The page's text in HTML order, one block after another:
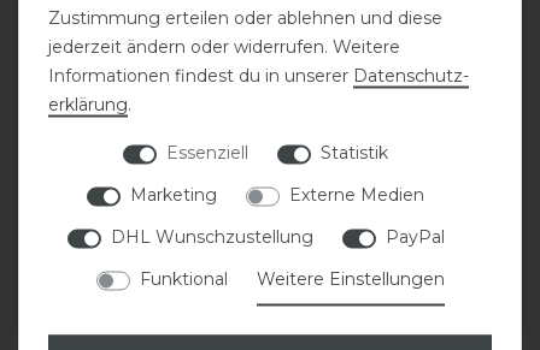
114,99 € *
Paar
statt 160,00 €
112,00 € *
ARTIKEL MERKEN
Zustimmung erteilen oder ablehnen und diese
jederzeit ändern oder widerrufen. Weitere
Informationen findest du in unserer Daten­schutz­
erklärung.
Essenziell
Statistik
Marketing
Externe Medien
DHL Wunschzustellung
PayPal
Funktional
Weitere Einstellungen